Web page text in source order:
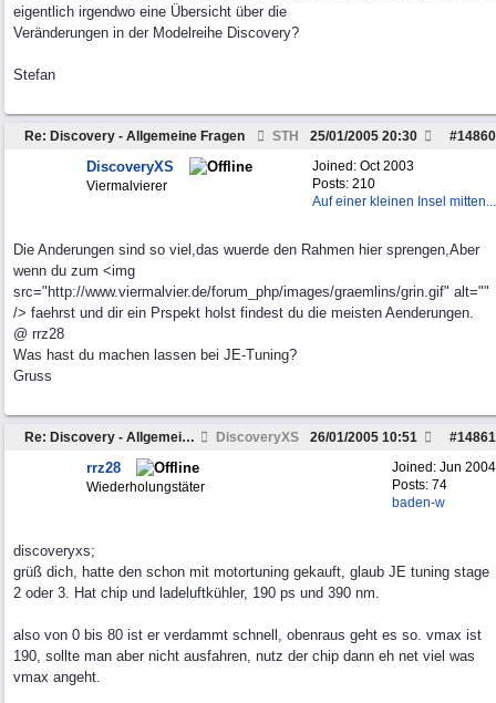
eigentlich irgendwo eine Übersicht über die
Veränderungen in der Modelreihe Discovery?
Stefan
Re: Discovery - Allgemeine Fragen STH #14860
25/01/2005 20:30
Joined: Oct 2003
Posts: 210
Auf einer kleinen Insel mitten...
DiscoveryXS
Viermalvierer
Die Anderungen sind so viel,das wuerde den Rahmen hier sprengen,Aber
wenn du zum <img
src="http://www.viermalvier.de/forum_php/images/graemlins/grin.gif" alt=""
/> faehrst und dir ein Prspekt holst findest du die meisten Aenderungen.
@ rrz28
Was hast du machen lassen bei JE-Tuning?
Gruss
Re: Discovery - Allgemeine Fragen DiscoveryXS #14861
26/01/2005 10:51
Joined: Jun 2004
Posts: 74
baden-w
rrz28
Wiederholungstäter
discoveryxs;
grüß dich, hatte den schon mit motortuning gekauft, glaub JE tuning stage
2 oder 3. Hat chip und ladeluftkühler, 190 ps und 390 nm.
also von 0 bis 80 ist er verdammt schnell, obenraus geht es so. vmax ist
190, sollte man aber nicht ausfahren, nutz der chip dann eh net viel was
vmax angeht.